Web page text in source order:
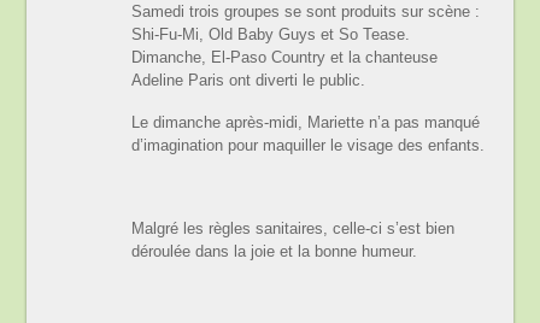
Samedi trois groupes se sont produits sur scène :
Shi-Fu-Mi, Old Baby Guys et So Tease.
Dimanche, El-Paso Country et la chanteuse
Adeline Paris ont diverti le public.
Le dimanche après-midi, Mariette n’a pas manqué
d’imagination pour maquiller le visage des enfants.
Malgré les règles sanitaires, celle-ci s’est bien
déroulée dans la joie et la bonne humeur.